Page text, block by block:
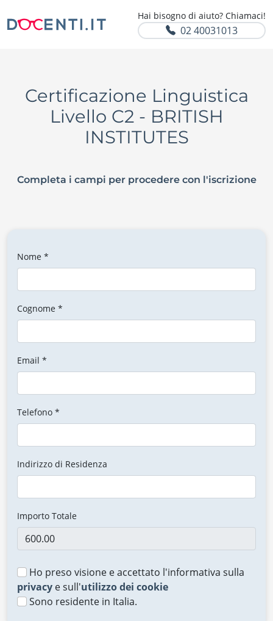
Hai bisogno di aiuto? Chiamaci!
02 40031013
Certificazione Linguistica
Livello C2 - BRITISH
INSTITUTES
Completa i campi per procedere con l'iscrizione
Nome *
Cognome *
Email *
Telefono *
Indirizzo di Residenza
Importo Totale
Ho preso visione e accettato l'informativa sulla
privacy e sull'utilizzo dei cookie
Sono residente in Italia.